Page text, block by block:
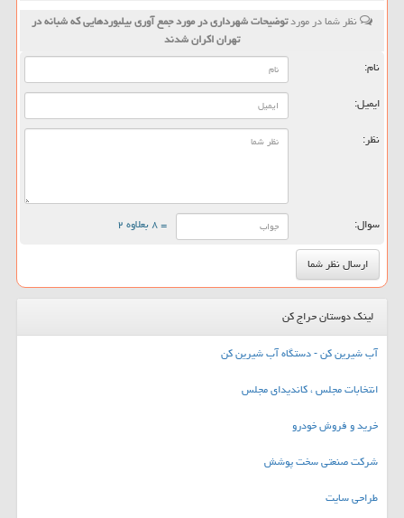
نظر شما در موردتوضیحات شهرداری در مورد جمع آوری بیلبوردهایی كه شبانه در
تهران اكران شدند
نام:
ایمیل:
نظر:
سوال: = ۸ بعلاوه ۲
لینک دوستان حراج کن
آب شیرین کن - دستگاه آب شیرین کن
انتخابات مجلس ، کاندیدای مجلس
خرید و فروش خودرو
شرکت صنعتی سخت پوشش
طراحی سایت